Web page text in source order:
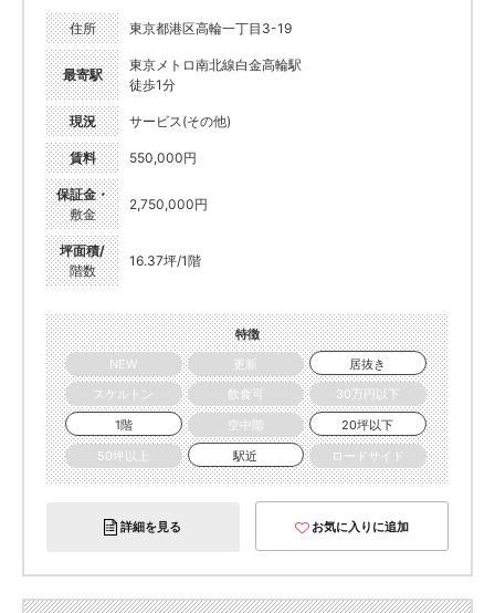
住所 東京都港区高輪一丁目3-19
最寄駅
東京メトロ南北線白金高輪駅
徒歩1分
現況 サービス(その他)
賃料 550,000円
保証金・
敷金
2,750,000円
坪面積/
階数
16.37坪/1階
特徴
NEW
更新
居抜き
スケルトン
飲食可
30万円以下
1階
空中階
20坪以下
50坪以上
駅近 ロードサイド
詳細を見る お気に入りに追加